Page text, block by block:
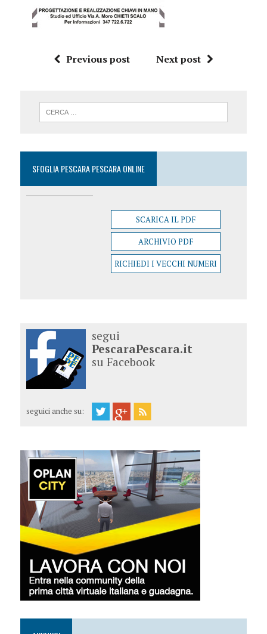
Previous post Next post
SFOGLIA PESCARA PESCARA ONLINE
SCARICA IL PDF
ARCHIVIO PDF
RICHIEDI I VECCHI NUMERI
segui
PescaraPescara.it
su Facebook
seguici anche su: